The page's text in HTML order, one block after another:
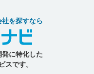
を探すなら
に特化した
スです。